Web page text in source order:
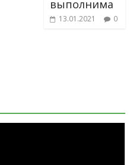
выполнима
13.01.2021 0